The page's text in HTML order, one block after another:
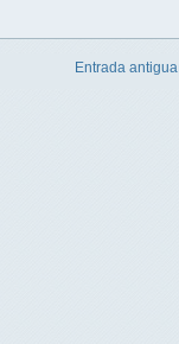
Entrada antigua